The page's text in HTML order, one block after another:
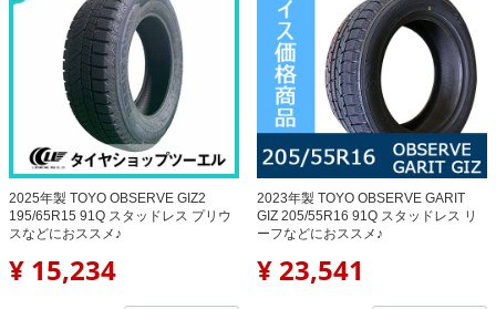
2025年製 TOYO OBSERVE GIZ2
195/65R15 91Q スタッドレス プリウ
スなどにおススメ♪
¥ 15,234
2023年製 TOYO OBSERVE GARIT
GIZ 205/55R16 91Q スタッドレス リ
ーフなどにおススメ♪
¥ 23,541